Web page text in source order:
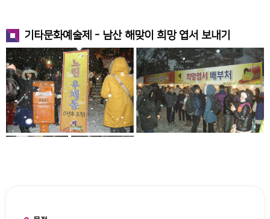
기타문화예술제 - 남산 해맞이 희망 엽서 보내기